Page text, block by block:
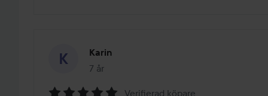
Karin
7 år
Inlägget skapades 7 år
Verifierad köpare